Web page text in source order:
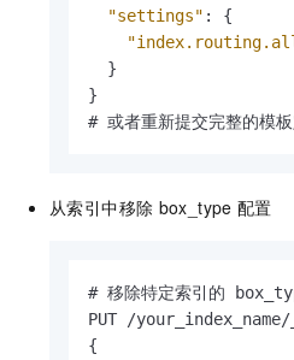
"settings" :
{
}
}
# 或者重新提交完整的模
从索引中移除 box_type 配置
# 移除特定索引的
{